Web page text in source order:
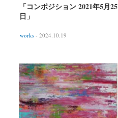
「コンポジション 2021年5月25
日」
works - 2024.10.19